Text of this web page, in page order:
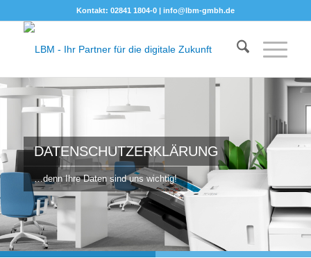
Kontakt: 02841 1804-0 | info@lbm-gmbh.de
DATENSCHUTZERKLÄRUNG
…denn Ihre Daten sind uns wichtig!